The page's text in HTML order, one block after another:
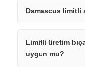
Damascus limitli
Limitli üretim
uygun mu?